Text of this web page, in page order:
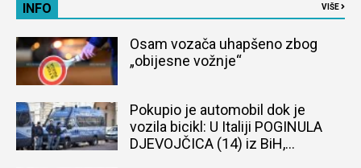
INFO VIŠE
Osam vozača uhapšeno zbog
„obijesne vožnje“
Pokupio je automobil dok je
vozila bicikl: U Italiji POGINULA
DJEVOJČICA (14) iz BiH,